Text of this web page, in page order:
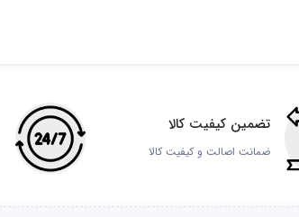
تضمین کیفیت کالا
ضمانت اصالت و کیفیت کالا